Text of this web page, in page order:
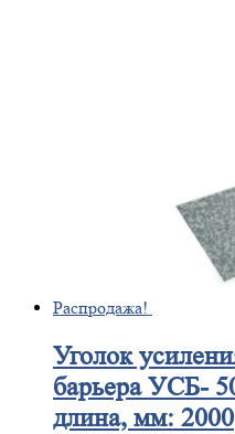
Распродажа!
Уголок
барьера УСБ-
длина, мм: 2000